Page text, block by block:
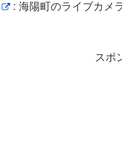
: 海陽町のライブカメ
スポ